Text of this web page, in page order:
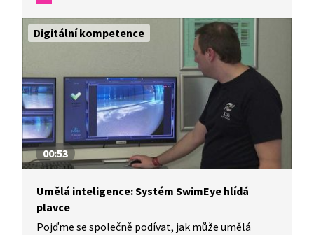
Lhota už na nás čeká!
Digitální kompetence
00:53
Umělá inteligence: Systém SwimEye hlídá
plavce
Pojďme se společně podívat, jak může umělá